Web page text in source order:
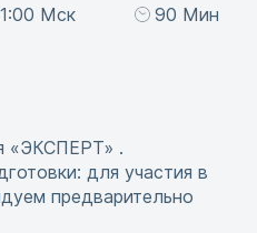
Мск 90 Мин
«ЭКСПЕРТ» .
для участия в
предварительно